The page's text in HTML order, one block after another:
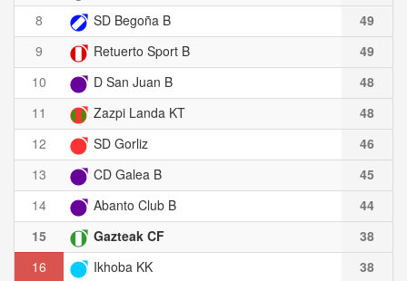
8
SD Begoña B
49
9
Retuerto Sport B
49
10
D San Juan B
48
11
Zazpi Landa KT
48
12
SD Gorliz
46
13
CD Galea B
45
14
Abanto Club B
44
15
Gazteak CF
38
16
Ikhoba KK
38